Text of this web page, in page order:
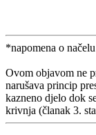
*napomena o
Ovom objavom ne
narušava princip
kazneno djelo dok
krivnja (članak 3.